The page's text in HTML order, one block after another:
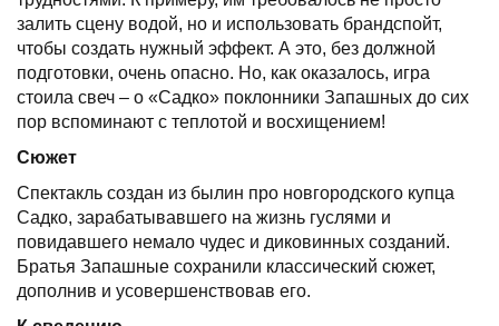
залить сцену водой, но и использовать брандспойт,
чтобы создать нужный эффект. А это, без должной
подготовки, очень опасно. Но, как оказалось, игра
стоила свеч – о «Садко» поклонники Запашных до сих
пор вспоминают с теплотой и восхищением!
Сюжет
Спектакль создан из былин про новгородского купца
Садко, зарабатывавшего на жизнь гуслями и
повидавшего немало чудес и диковинных созданий.
Братья Запашные сохранили классический сюжет,
дополнив и усовершенствовав его.